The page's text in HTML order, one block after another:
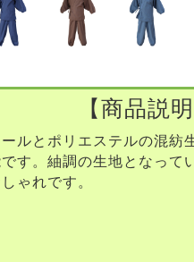
【商品説
ールとポリエステルの混紡
す。紬調の生地となって
ゃれです。